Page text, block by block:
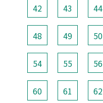
42 43 44
48 49 50
54 55 56
60 61 62